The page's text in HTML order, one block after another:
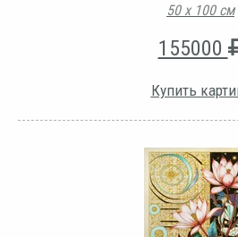
50 х 100 см
155000
Купить